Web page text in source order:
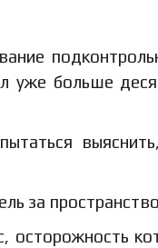
уже больше
за